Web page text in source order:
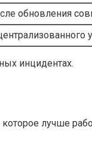
обновления
инцидентах.
лучше